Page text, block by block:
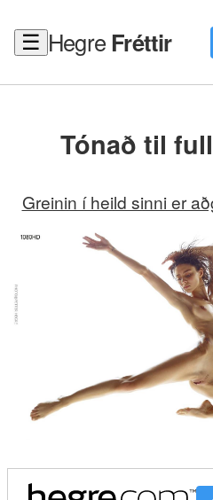
☰ Hegre Fréttir
Tónað til
Greinin í heild sinni er